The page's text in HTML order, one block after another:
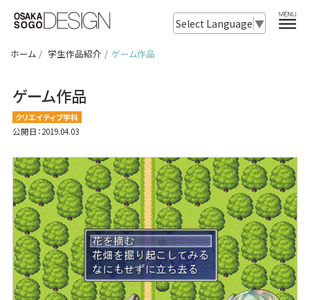
Select Language ▼
ホーム 学生作品紹介 ゲーム作品
ゲーム作品
クリエイティブ学科
公開日：2019.04.03